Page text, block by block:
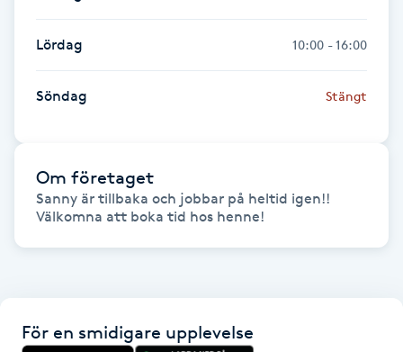
Gelenaglar
Gellack
Gellack med förstärkning
Gravidmassage
Gravidyoga
Gua Sha-massage
Lördag 10:00 - 16:00
Söndag Stängt
Om företaget
Sanny är tillbaka och jobbar på heltid igen!!
Välkomna att boka tid hos henne!
För en smidigare upplevelse